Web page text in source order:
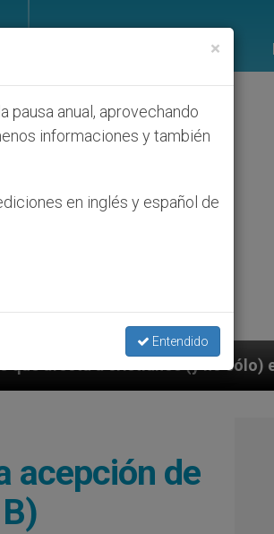
no sólo) en Tierra Santa
acepción de
×
pausa anual, aprovechando
informaciones y también
en inglés y español de
Entendido